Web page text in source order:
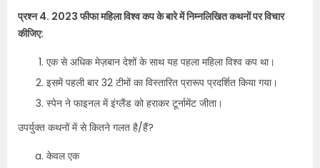
प्रश्न 4. 2023 फीफा महिला विश्व कप के बारे में निम्नलिखित कथनों पर विचार
कीजिए:
एक से अधिक मेज़बान देशों के साथ यह पहला महिला विश्व कप था।
इसमें पहली बार 32 टीमों का विस्तारित प्रारूप प्रदर्शित किया गया।
स्पेन ने फाइनल में इंग्लैंड को हराकर टूर्नामेंट जीता।
उपर्युक्त कथनों में से कितने गलत है/हैं?
केवल एक